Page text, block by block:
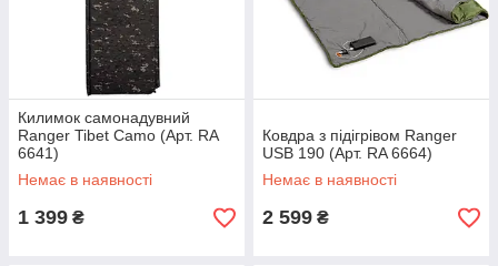
Килимок самонадувний
Ranger Tibet Camo (Арт. RA
6641)
Немає в наявності
1 399 ₴
Ковдра з підігрівом Ranger
USB 190 (Арт. RA 6664)
Немає в наявності
2 599 ₴